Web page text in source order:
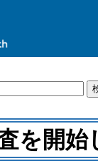
を開始